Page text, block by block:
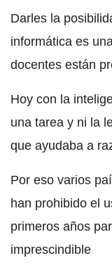
Darles la
informática es
docentes están
Hoy con la
una tarea y ni la
que ayudaba a
Por eso varios
han prohibido el
primeros años
imprescindible